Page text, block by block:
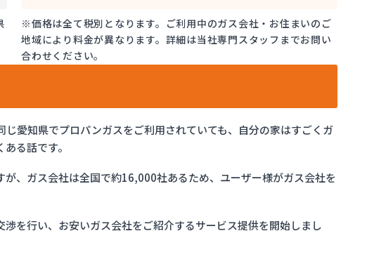
※価格は全て税別となります。ご利用中のガス会社・お住まいのご
地域により料金が異なります。詳細は当社専門スタッフまでお問い
合わせください。
愛知県でプロパンガスをご利用されていても、自分の家はすごくガ
る話です。
、ガス会社は全国で約16,000社あるため、ユーザー様がガス会社を
を行い、お安いガス会社をご紹介するサービス提供を開始しまし